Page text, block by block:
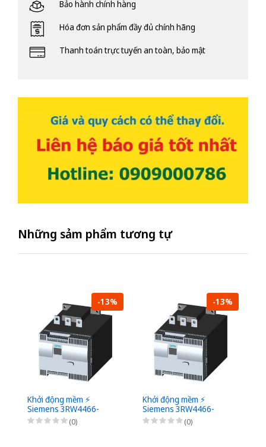
Bảo hành chính hàng
Hóa đơn sản phẩm đầy đủ chính hãng
Thanh toán trực tuyến an toàn, bảo mật
Những sảm phẩm tương tự
-13%
Khởi động mềm ⚡️
Siemens 3RW4466-
6BC45 ⚡️
(0)
-13%
Khởi động mềm ⚡️
Siemens 3RW4466-
6BC46 ⚡️
(0)